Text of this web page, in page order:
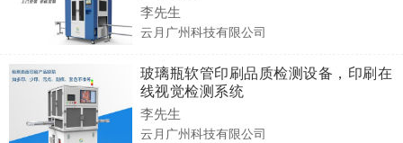
李先生
云月广州科技有限公司
玻璃瓶软管印刷品质检测设备，印刷在
线视觉检测系统
李先生
云月广州科技有限公司